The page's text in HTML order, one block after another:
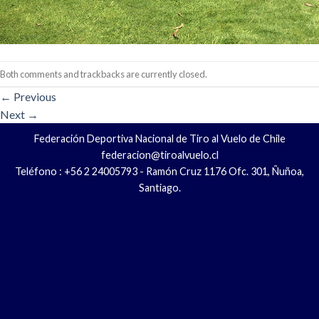
Both comments and trackbacks are currently closed.
← Previous
Next →
Federación Deportiva Nacional de Tiro al Vuelo de Chile
federacion@tiroalvuelo.cl
Teléfono : +56 2 24005793 - Ramón Cruz 1176 Ofc. 301, Ñuñoa,
Santiago.